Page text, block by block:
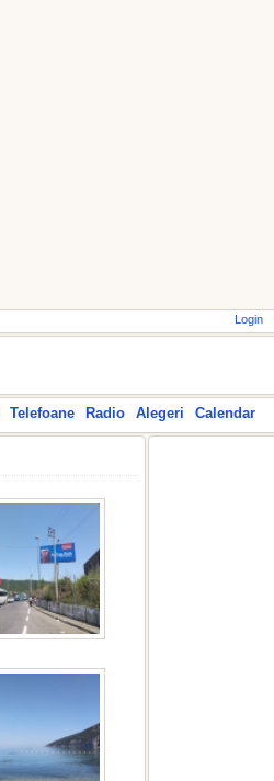
Login
Telefoane Radio Alegeri Calendar